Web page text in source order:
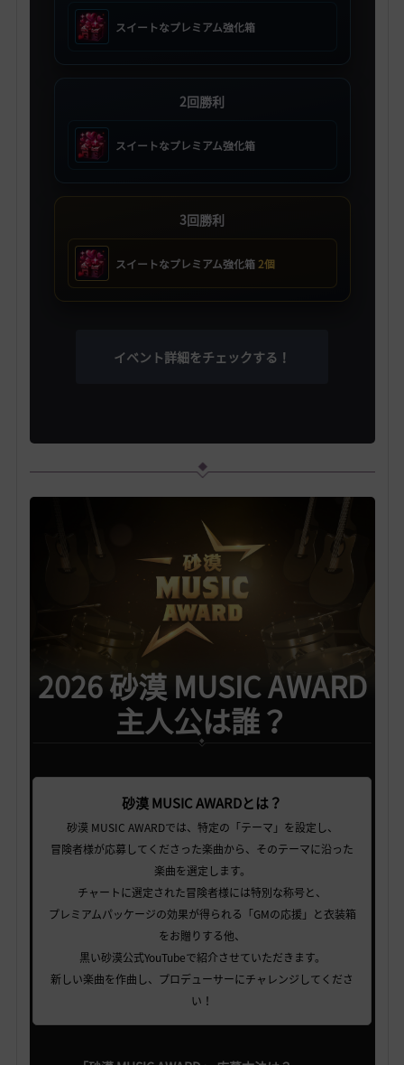
スイートなプレミアム強化箱
2回勝利
スイートなプレミアム強化箱
3回勝利
スイートなプレミアム強化箱2個
イベント詳細をチェックする！
2026 砂漠 MUSIC AWARD
主人公は誰？
砂漠 MUSIC AWARDとは？
砂漠 MUSIC AWARDでは、特定の「テーマ」を設定し、
冒険者様が応募してくださった楽曲から、そのテーマに沿った
楽曲を選定します。
チャートに選定された冒険者様には特別な称号と、
プレミアムパッケージの効果が得られる「GMの応援」と衣装箱
をお贈りする他、
黒い砂漠公式YouTubeで紹介させていただきます。
新しい楽曲を作曲し、プロデューサーにチャレンジしてくださ
い！